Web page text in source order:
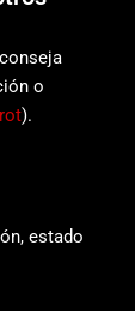
o
).
estado